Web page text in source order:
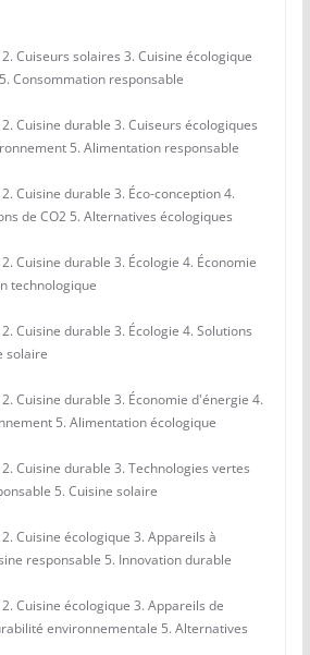
Cuiseurs solaires 3. Cuisine écologique
Consommation responsable
Cuisine durable 3. Cuiseurs écologiques
5. Alimentation responsable
Cuisine durable 3. Éco-conception 4.
de CO2 5. Alternatives écologiques
Cuisine durable 3. Écologie 4. Économie
technologique
Cuisine durable 3. Écologie 4. Solutions
solaire
Cuisine durable 3. Économie d'énergie 4.
5. Alimentation écologique
Cuisine durable 3. Technologies vertes
5. Cuisine solaire
Cuisine écologique 3. Appareils à
responsable 5. Innovation durable
Cuisine écologique 3. Appareils de
environnementale 5. Alternatives